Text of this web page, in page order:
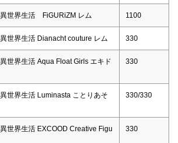
異世界生活 FiGURiZM レム 1100
世界生活 Dianacht couture レム 330
世界生活 Aqua Float Girls エキド
330
世界生活 Luminasta ことりあそ
330/330
世界生活 EXCOOD Creative Figu
330